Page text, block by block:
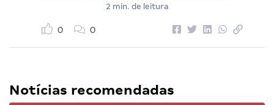
2 min. de leitura
0 0
Notícias recomendadas